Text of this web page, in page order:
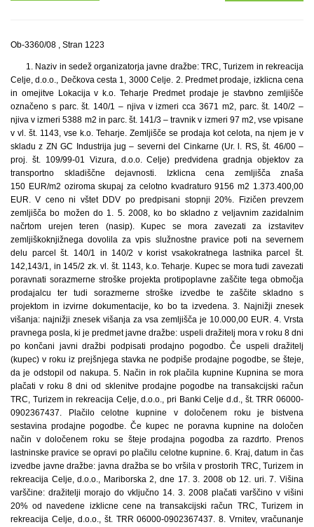
Ob-3360/08 , Stran 1223
1. Naziv in sedež organizatorja javne dražbe: TRC, Turizem in rekreacija
Celje, d.o.o., Dečkova cesta 1, 3000 Celje. 2. Predmet prodaje, izklicna cena
in omejitve Lokacija v k.o. Teharje Predmet prodaje je stavbno zemljišče
označeno s parc. št. 140/1 – njiva v izmeri cca 3671 m2, parc. št. 140/2 –
njiva v izmeri 5388 m2 in parc. št. 141/3 – travnik v izmeri 97 m2, vse vpisane
v vl. št. 1143, vse k.o. Teharje. Zemljišče se prodaja kot celota, na njem je v
skladu z ZN GC Industrija jug – severni del Cinkarne (Ur. l. RS, št. 46/00 –
proj. št. 109/99-01 Vizura, d.o.o. Celje) predvidena gradnja objektov za
transportno skladiščne dejavnosti. Izklicna cena zemljišča znaša
150 EUR/m2 oziroma skupaj za celotno kvadraturo 9156 m2 1.373.400,00
EUR. V ceno ni vštet DDV po predpisani stopnji 20%. Fizičen prevzem
zemljišča bo možen do 1. 5. 2008, ko bo skladno z veljavnim zazidalnim
načrtom urejen teren (nasip). Kupec se mora zavezati za izstavitev
zemljiškoknjižnega dovolila za vpis služnostne pravice poti na severnem
delu parcel št. 140/1 in 140/2 v korist vsakokratnega lastnika parcel št.
142,143/1, in 145/2 zk. vl. št. 1143, k.o. Teharje. Kupec se mora tudi zavezati
poravnati sorazmerne stroške projekta protipoplavne zaščite tega območja
prodajalcu ter tudi sorazmerne stroške izvedbe te zaščite skladno s
projektom in izvirne dokumentacije, ko bo ta izvedena. 3. Najnižji znesek
višanja: najnižji znesek višanja za vsa zemljišča je 10.000,00 EUR. 4. Vrsta
pravnega posla, ki je predmet javne dražbe: uspeli dražitelj mora v roku 8 dni
po končani javni dražbi podpisati prodajno pogodbo. Če uspeli dražitelj
(kupec) v roku iz prejšnjega stavka ne podpiše prodajne pogodbe, se šteje,
da je odstopil od nakupa. 5. Način in rok plačila kupnine Kupnina se mora
plačati v roku 8 dni od sklenitve prodajne pogodbe na transakcijski račun
TRC, Turizem in rekreacija Celje, d.o.o., pri Banki Celje d.d., št. TRR 06000-
0902367437. Plačilo celotne kupnine v določenem roku je bistvena
sestavina prodajne pogodbe. Če kupec ne poravna kupnine na določen
način v določenem roku se šteje prodajna pogodba za razdrto. Prenos
lastninske pravice se opravi po plačilu celotne kupnine. 6. Kraj, datum in čas
izvedbe javne dražbe: javna dražba se bo vršila v prostorih TRC, Turizem in
rekreacija Celje, d.o.o., Mariborska 2, dne 17. 3. 2008 ob 12. uri. 7. Višina
varščine: dražitelji morajo do vključno 14. 3. 2008 plačati varščino v višini
20% od navedene izklicne cene na transakcijski račun TRC, Turizem in
rekreacija Celje, d.o.o., št. TRR 06000-0902367437. 8. Vrnitev, vračunanje